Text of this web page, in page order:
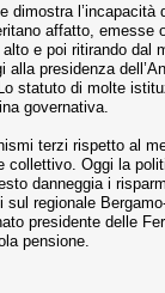
dimostra
affatto, emesse
e poi ritirando dal
alla presidenza
statuto di molte
governativa.
terzi rispetto al
collettivo. Oggi la
danneggia i
regionale
presidente delle
pensione.